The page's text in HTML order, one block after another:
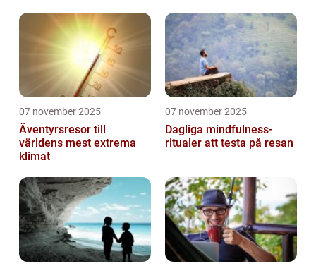
07 november 2025
Äventyrsresor till
världens mest extrema
klimat
07 november 2025
Dagliga mindfulness-
ritualer att testa på resan